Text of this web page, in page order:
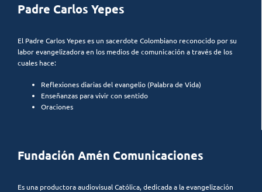
Padre Carlos Yepes
El Padre Carlos Yepes es un sacerdote Colombiano reconocido por su
labor evangelizadora en los medios de comunicación a través de los
cuales hace:
Reflexiones diarias del evangelio (Palabra de Vida)
Enseñanzas para vivir con sentido
Oraciones
Fundación Amén Comunicaciones
Es una productora audiovisual Católica, dedicada a la evangelización